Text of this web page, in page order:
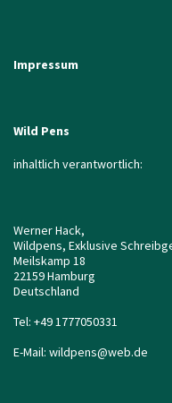
Impressum
Wild Pens
inhaltlich verantwortlich:
Werner Hack,
Wildpens, Exklusive
Meilskamp 18
22159 Hamburg
Deutschland
Tel: +49 1777050331
E-Mail: wildpens@web.de